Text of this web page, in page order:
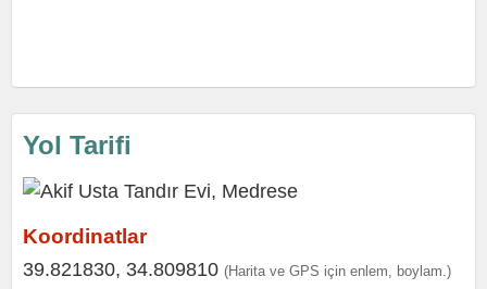
Yol Tarifi
Koordinatlar
39.821830, 34.809810 (Harita ve GPS için enlem, boylam.)